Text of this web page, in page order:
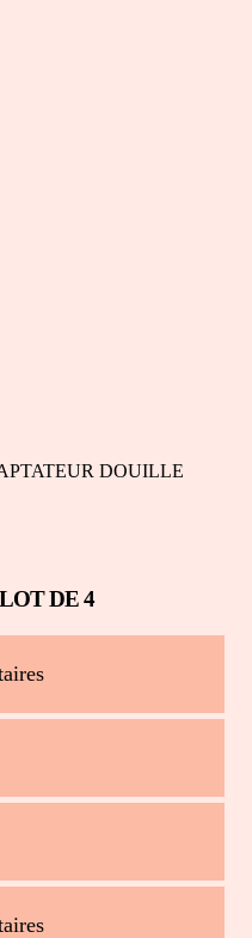
DOUILLE
DE 4